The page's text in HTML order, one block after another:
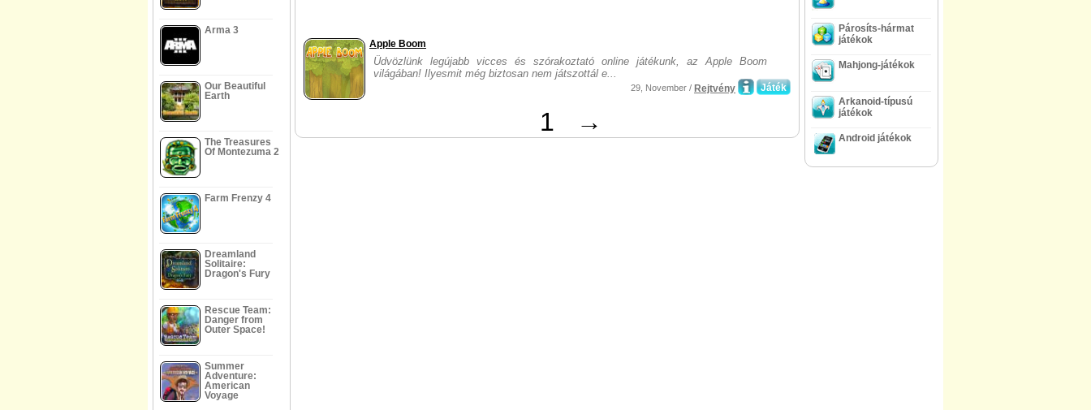
Arma 3
Our Beautiful
Earth
The Treasures
Of Montezuma 2
Farm Frenzy 4
Dreamland
Solitaire:
Dragon's Fury
Rescue Team:
Danger from
Outer Space!
Summer
Adventure:
American
Voyage
Apple Boom
Üdvözlünk legújabb vicces és szórakoztató online játékunk, az Apple Boom
világában! Ilyesmit még biztosan nem játszottál e...
Játék
29, November / Rejtvény
1 →
Párosíts-hármat
játékok
Mahjong-játékok
Arkanoid-típusú
játékok
Android játékok